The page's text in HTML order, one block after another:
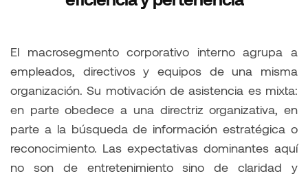
El macrosegmento corporativo interno agrupa a
empleados, directivos y equipos de una misma
organización. Su motivación de asistencia es mixta:
en parte obedece a una directriz organizativa, en
parte a la búsqueda de información estratégica o
reconocimiento. Las expectativas dominantes aquí
no son de entretenimiento sino de claridad y